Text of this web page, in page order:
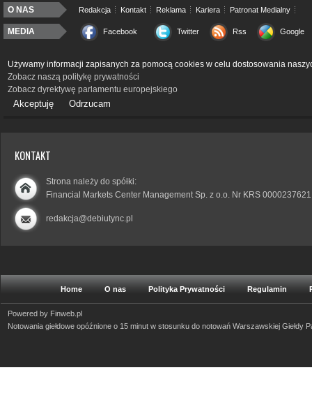
O NAS Redakcja Kontakt Reklama Kariera Patronat Medialny
MEDIA Facebook Twitter Rss Google
Używamy informacji zapisanych za pomocą cookies w celu dostosowania
Zobacz naszą politykę prywatności
Zobacz dyrektywę parlamentu europejskiego
Akceptuję Odrzucam
KONTAKT
Strona należy do spółki:
Financial Markets Center Management Sp. z o.o. Nr KRS 0000237621
redakcja@debiutync.pl
Home O nas Polityka Prywatności Regulamin
Powered by Finweb.pl
Notowania giełdowe opóźnione o 15 minut w stosunku do notowań Warszawskiej Giełdy